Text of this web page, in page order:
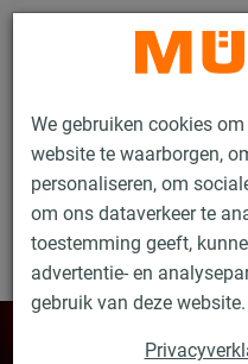
We gebruiken cookies
website te waarborgen,
personaliseren, om
om ons dataverkeer te
toestemming geeft,
advertentie- en
gebruik van deze website.
Services Prefab montage